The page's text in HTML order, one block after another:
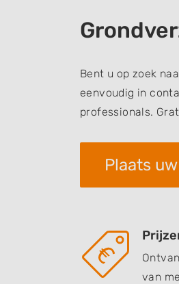
Bent u op zoek
eenvoudig in
professionals.
Plaats
van